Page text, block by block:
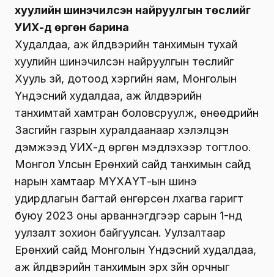
хуулийн шинэчилсэн найруулгын төслийг
УИХ-д өргөн барина
Худалдаа, аж үйлдвэрийн танхимын тухай
хуулийн шинэчилсэн найруулгын төслийг
Хууль зүй, дотоод хэргийн яам, Монголын
Үндэсний худалдаа, аж үйлдвэрийн
танхимтай хамтран боловсруулж, өнөөдрийн
Засгийн газрын хуралдаанаар хэлэлцэн
дэмжээд УИХ-д өргөн мэдүүлэхээр тогтлоо.
Монгол Улсын Ерөнхий сайд танхимын сайд
нарын хамтаар МҮХАҮТ-ын шинэ
удирдлагын багтай өнгөрсөн лхагва гаригт
буюу 2023 оны арваннэгдүгээр сарын 1-нд
уулзалт зохион байгуулсан. Уулзалтаар
Ерөнхий сайд Монголын Үндэсний худалдаа,
аж үйлдвэрийн танхимын эрх зүйн орчныг